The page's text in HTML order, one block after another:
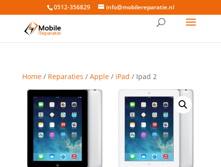
0512-356829 info@mobilereparatie.nl
Home/ Reparaties / Apple/ iPad / Ipad 2